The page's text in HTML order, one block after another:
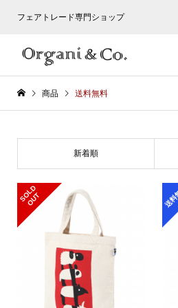
フェアトレード専門ショップ
商品 送料無料
新着順
S
O
L
D
O
U
T 送